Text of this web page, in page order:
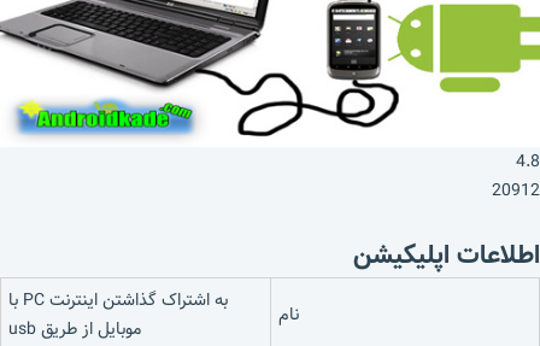
4.8
20912
اطلاعات اپلیکیشن
نام
به اشتراک گذاشتن اینترنت PC با
موبایل از طریق usb